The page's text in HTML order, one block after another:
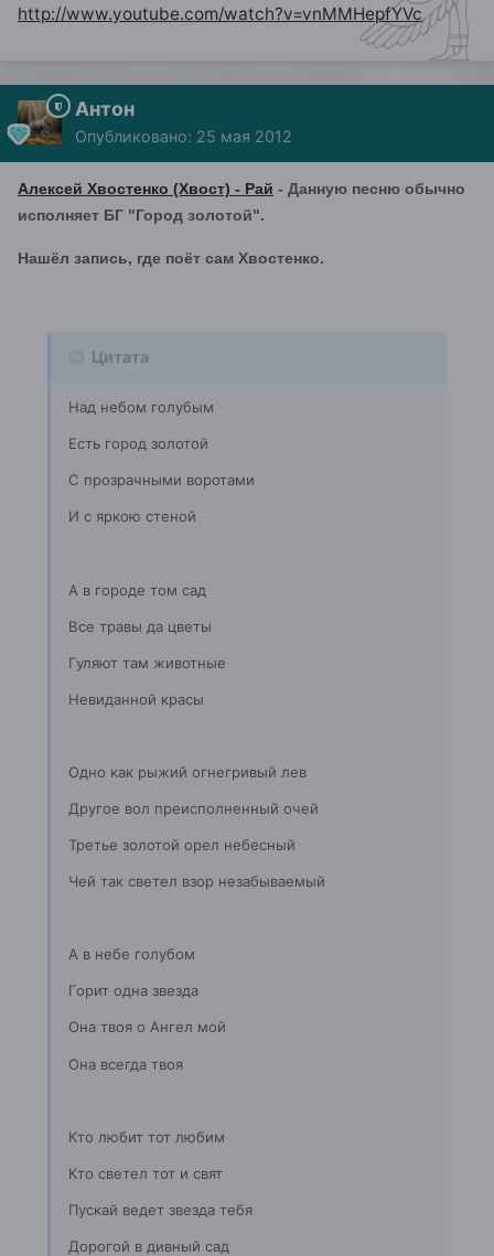
http://www.youtube.com/watch?v=vnMMHepfYVc
Антон
Опубликовано: 25 мая 2012
Алексей Хвостенко (Хвост) - Рай - Данную песню обычно
исполняет БГ "Город золотой".
Нашёл запись, где поёт сам Хвостенко.
Цитата
Над небом голубым
Есть город золотой
С прозрачными воротами
И с яркою стеной
А в городе том сад
Все травы да цветы
Гуляют там животные
Невиданной красы
Одно как рыжий огнегривый лев
Другое вол преисполненный очей
Третье золотой орел небесный
Чей так светел взор незабываемый
А в небе голубом
Горит одна звезда
Она твоя о Ангел мой
Она всегда твоя
Кто любит тот любим
Кто светел тот и свят
Пускай ведет звезда тебя
Дорогой в дивный сад